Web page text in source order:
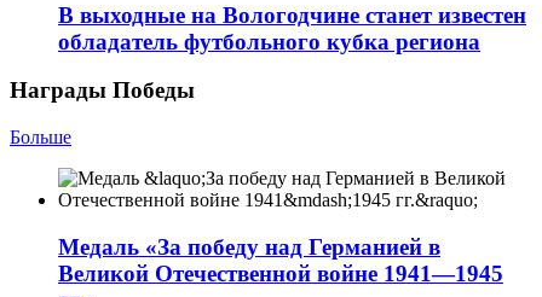
В выходные на Вологодчине станет известен
обладатель футбольного кубка региона
Награды Победы
Больше
Медаль «За победу над Германией в
Великой Отечественной войне 1941—1945